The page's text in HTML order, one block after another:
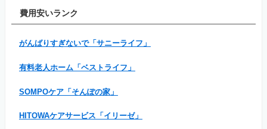
費用安いランク
がんばりすぎないで「サニーライフ」
有料老人ホーム「ベストライフ」
SOMPOケア「そんぽの家」
HITOWAケアサービス「イリーゼ」